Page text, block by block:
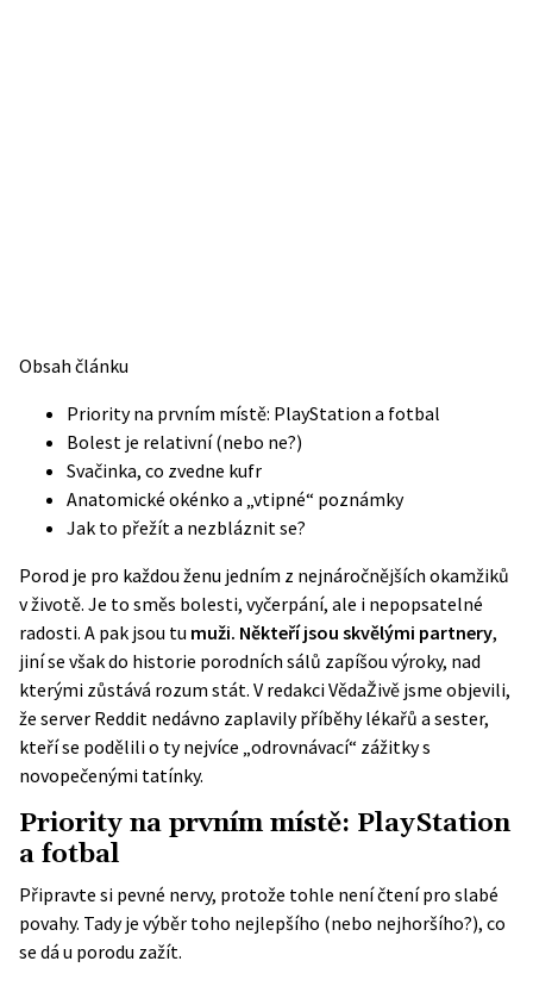
Obsah článku
Priority na prvním místě: PlayStation a fotbal
Bolest je relativní (nebo ne?)
Svačinka, co zvedne kufr
Anatomické okénko a „vtipné“ poznámky
Jak to přežít a nezbláznit se?
Porod je pro každou ženu jedním z nejnáročnějších okamžiků
v životě. Je to směs bolesti, vyčerpání, ale i nepopsatelné
radosti. A pak jsou tu muži. Někteří jsou skvělými partnery,
jiní se však do historie porodních sálů zapíšou výroky, nad
kterými zůstává rozum stát. V redakci VědaŽivě jsme objevili,
že server Reddit nedávno zaplavily příběhy lékařů a sester,
kteří se podělili o ty nejvíce „odrovnávací“ zážitky s
novopečenými tatínky.
Priority na prvním místě: PlayStation
a fotbal
Připravte si pevné nervy, protože tohle není čtení pro slabé
povahy. Tady je výběr toho nejlepšího (nebo nejhoršího?), co
se dá u porodu zažít.